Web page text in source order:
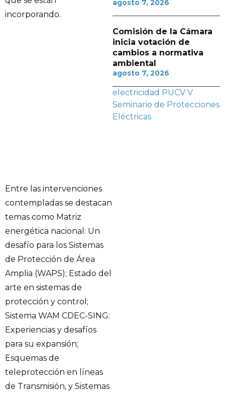
incorporando.
Entre las intervenciones
contempladas se destacan
temas como Matriz
energética nacional: Un
desafío para los Sistemas
de Protección de Área
Amplia (WAPS); Estado del
arte en sistemas de
protección y control;
Sistema WAM CDEC-SING:
Experiencias y desafíos
para su expansión;
Esquemas de
teleprotección en líneas
de Transmisión, y Sistemas
agosto 7, 2026
Comisión de la Cámara
inicia votación de
cambios a normativa
ambiental
agosto 7, 2026
electricidad PUCV V
Seminario de Protecciones
Eléctricas